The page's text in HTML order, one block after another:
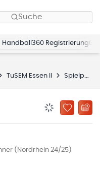
Suche
Handball360 Registrierung
TuSEM Essen II Spielplan
ZU
(Nordrhein 24/25)